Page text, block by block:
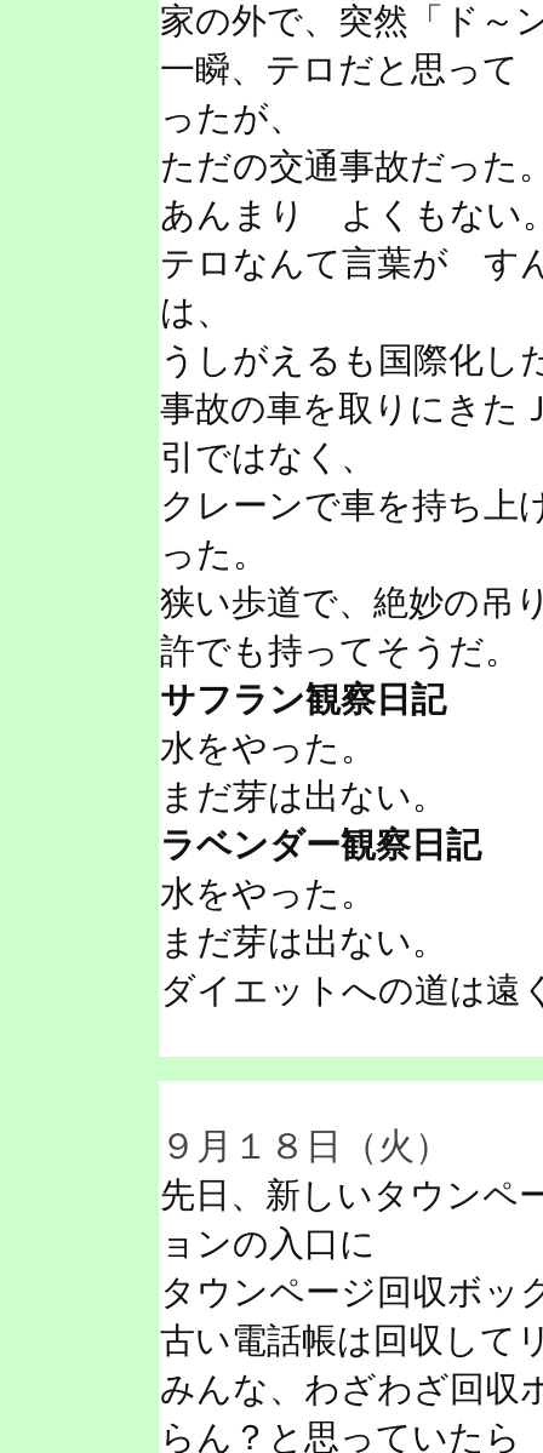
家の外で、突然「ド～
一瞬、テロだと思っ
ったが、
ただの交通事故だった
あんまり よくもない
テロなんて言葉が す
は、
うしがえるも国際化し
事故の車を取りにきた
引ではなく、
クレーンで車を持ち上
った。
狭い歩道で、絶妙の吊
許でも持ってそうだ。
サフラン観察日記
水をやった。
まだ芽は出ない。
ラベンダー観察日記
水をやった。
まだ芽は出ない。
ダイエットへの道は遠
９月１８日（火）
先日、新しいタウンペ
ョンの入口に
タウンページ回収ボッ
古い電話帳は回収して
みんな、わざわざ回収
らん？と思っていたら